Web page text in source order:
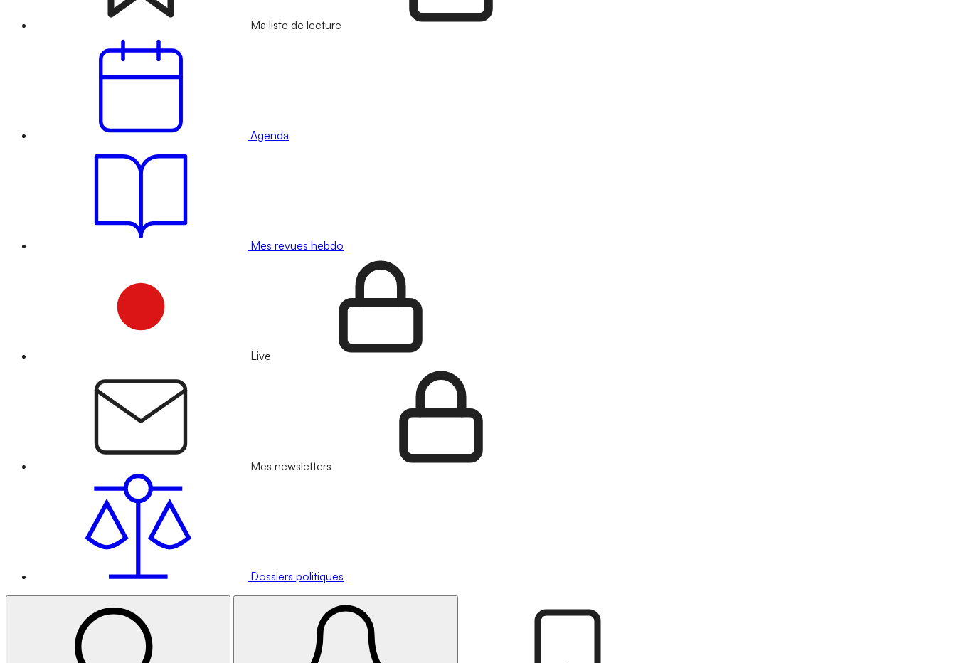
Ma liste de lecture
Agenda
Mes revues hebdo
Live
Mes newsletters
Dossiers politiques